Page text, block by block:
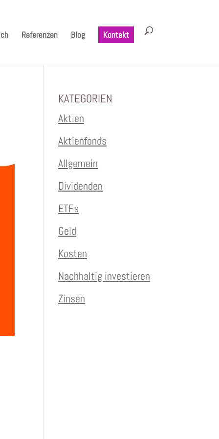
Referenzen Blog Kontakt
KATEGORIEN
Aktien
Aktienfonds
Allgemein
Dividenden
ETFs
Geld
Kosten
Nachhaltig investieren
Zinsen